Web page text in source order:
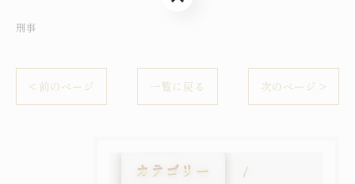
刑事
< 前のページ 一覧に戻る 次のページ >
カテゴリー